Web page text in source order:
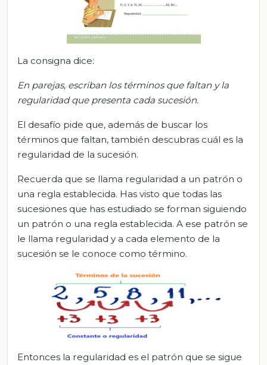
La consigna dice:
En parejas, escriban los términos que faltan y la
regularidad que presenta cada sucesión.
El desafío pide que, además de buscar los
términos que faltan, también descubras cuál es la
regularidad de la sucesión.
Recuerda que se llama regularidad a un patrón o
una regla establecida. Has visto que todas las
sucesiones que has estudiado se forman siguiendo
un patrón o una regla establecida. A ese patrón se
le llama regularidad y a cada elemento de la
sucesión se le conoce como término.
Entonces la regularidad es el patrón que se sigue